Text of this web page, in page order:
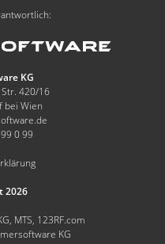
KG
420/16
bei Wien
0 99
2026
MTS, 123RF.com
KG